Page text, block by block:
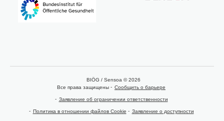
BIÖG / Sensoa © 2026
Все права защищены
Сообщить о барьере
Заявление об ограничении ответственности
Политика в отношении файлов Cookie Заявление о доступности